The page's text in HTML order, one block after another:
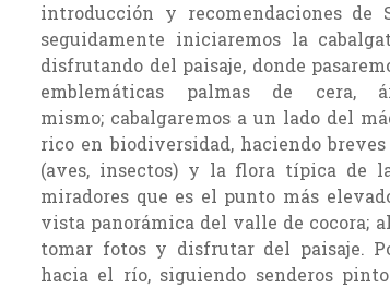
introducción y recomendaciones de
seguidamente iniciaremos la
disfrutando del paisaje, donde
emblemáticas palmas de cera,
mismo; cabalgaremos a un lado del
rico en biodiversidad, haciendo
(aves, insectos) y la flora típica de
miradores que es el punto más
vista panorámica del valle de cocora;
tomar fotos y disfrutar del paisaje.
hacia el río, siguiendo senderos